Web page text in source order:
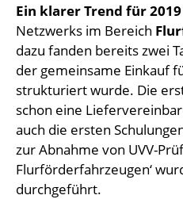
Ein klarer Trend für 2019
Netzwerks im Bereich
dazu fanden bereits zwei
der gemeinsame Einkauf
strukturiert wurde. Die
schon eine
auch die ersten
zur Abnahme von UVV-
Flurförderfahrzeugen‘
durchgeführt.